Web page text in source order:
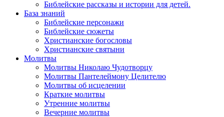
Библейские рассказы и истории для детей.
База знаний
Библейские персонажи
Библейские сюжеты
Христианские богословы
Христианские святыни
Молитвы
Молитвы Николаю Чудотворцу
Молитвы Пантелеймону Целителю
Молитвы об исцелении
Краткие молитвы
Утренние молитвы
Вечерние молитвы